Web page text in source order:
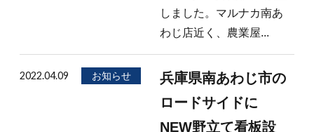
しました。マルナカ南あ
わじ店近く、農業屋...
2022.04.09 お知らせ
兵庫県南あわじ市の
ロードサイドに
NEW野立て看板設